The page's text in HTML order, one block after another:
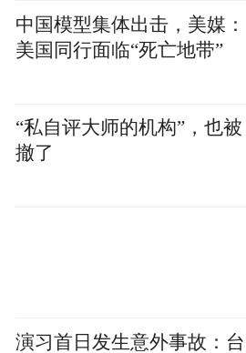
中国模型集体出击，美媒：
美国同行面临“死亡地带”
“私自评大师的机构”，也被
撤了
演习首日发生意外事故：台